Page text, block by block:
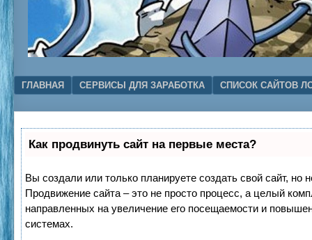
Menu
SKIP TO CONTENT
ГЛАВНАЯ СЕРВИСЫ ДЛЯ ЗАРАБОТКА СПИСОК САЙТОВ
Как продвинуть сайт на первые места?
Вы создали или только планируете создать свой сайт, но
Продвижение сайта – это не просто процесс, а целый
направленных на увеличение его посещаемости и
системах.